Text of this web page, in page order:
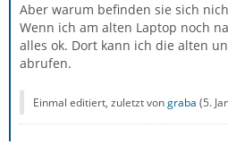
Aber warum befinden sie sich
Wenn ich am alten Laptop noch
alles ok. Dort kann ich die alten
abrufen.
Einmal editiert, zuletzt vongraba (5.